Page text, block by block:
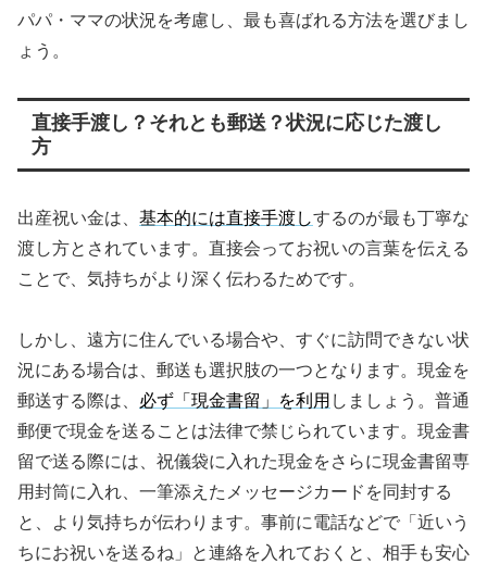
パパ・ママの状況を考慮し、最も喜ばれる方法を選びまし
ょう。
直接手渡し？それとも郵送？状況に応じた渡し
方
出産祝い金は、 基本的には直接手渡しするのが最も丁寧な
渡し方とされています。直接会ってお祝いの言葉を伝える
ことで、気持ちがより深く伝わるためです。
しかし、遠方に住んでいる場合や、すぐに訪問できない状
況にある場合は、郵送も選択肢の一つとなります。現金を
郵送する際は、 必ず「現金書留」を利用 しましょう。普通
郵便で現金を送ることは法律で禁じられています。現金書
留で送る際には、祝儀袋に入れた現金をさらに現金書留専
用封筒に入れ、一筆添えたメッセージカードを同封する
と、より気持ちが伝わります。事前に電話などで「近いう
ちにお祝いを送るね」と連絡を入れておくと、相手も安心